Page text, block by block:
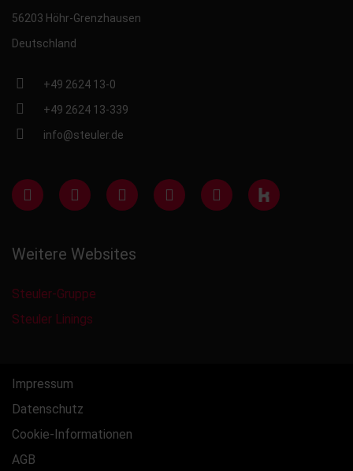
56203 Höhr-Grenzhausen
Deutschland
+49 2624 13-0
+49 2624 13-339
info@steuler.de
Weitere Websites
Steuler-Gruppe
Steuler Linings
Impressum
Datenschutz
Cookie-Informationen
AGB